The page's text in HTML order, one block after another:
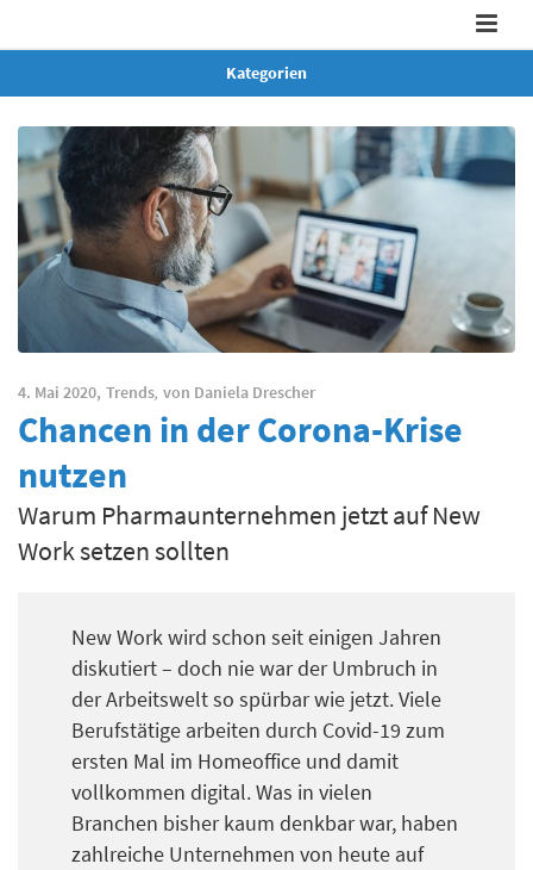
Kategorien
4. Mai 2020, Trends, von Daniela Drescher
Chancen in der Corona-Krise
nutzen
Warum Pharmaunternehmen jetzt auf New
Work setzen sollten
New Work wird schon seit einigen Jahren
diskutiert – doch nie war der Umbruch in
der Arbeitswelt so spürbar wie jetzt. Viele
Berufstätige arbeiten durch Covid-19 zum
ersten Mal im Homeoffice und damit
vollkommen digital. Was in vielen
Branchen bisher kaum denkbar war, haben
zahlreiche Unternehmen von heute auf